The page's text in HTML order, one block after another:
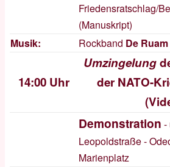
Friedensratschlag/
(Manuskript)
Musik:
Rockband De Ruam
14:00 Uhr
Umzingelung
der NATO-
(
Demonstration -
Leopoldstraße -
Marienplatz